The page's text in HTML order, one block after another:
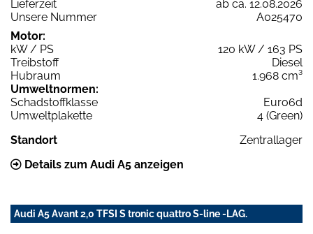
Lieferzeit
ab ca. 12.08.2026
Unsere Nummer
A025470
Motor:
kW / PS
120 kW / 163 PS
Treibstoff
Diesel
Hubraum
1.968 cm³
Umweltnormen:
Schadstoffklasse
Euro6d
Umweltplakette
4 (Green)
Standort
Zentrallager
Details zum Audi A5 anzeigen
Audi A5 Avant 2,0 TFSI S tronic quattro S-line -LAG.